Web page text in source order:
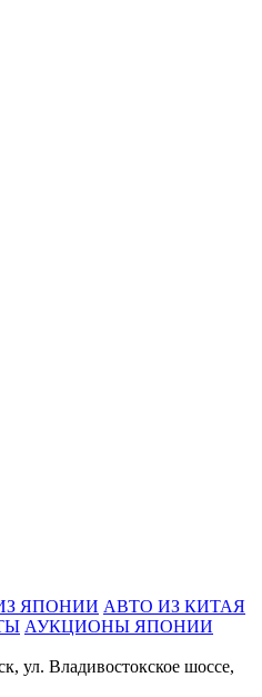
ЯПОНИИ АВТО ИЗ КИТАЯ
АУКЦИОНЫ ЯПОНИИ
ул. Владивостокское шоссе,